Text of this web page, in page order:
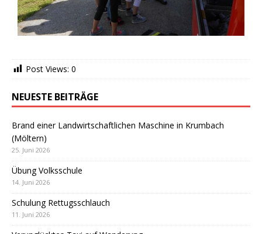
Post Views: 0
NEUESTE BEITRÄGE
Brand einer Landwirtschaftlichen Maschine in Krumbach
(Möltern)
25. Juni 2026
Übung Volksschule
14. Juni 2026
Schulung Rettugsschlauch
11. Juni 2026